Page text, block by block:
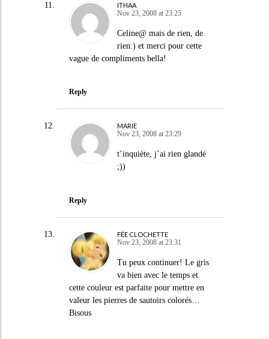
ITHAA
Nov 23, 2008 at 23:25
Celine@ mais de rien, de
rien:) et merci pour cette
vague de compliments bella!
Reply
MARIE
Nov 23, 2008 at 23:29
t’inquiète, j’ai rien glandé
;))
Reply
FÉE CLOCHETTE
Nov 23, 2008 at 23:31
Tu peux continuer! Le gris
va bien avec le temps et
cette couleur est parfaite pour mettre en
valeur les pierres de sautoirs colorés…
Bisous